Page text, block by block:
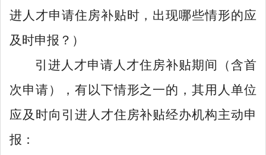
进人才申请住房补贴时，出现哪些情形的应
及时申报？）
引进人才申请人才住房补贴期间（含首
次申请），有以下情形之一的，其用人单位
应及时向引进人才住房补贴经办机构主动申
报：